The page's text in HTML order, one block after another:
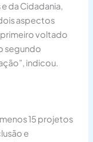
da Cidadania,
aspectos
voltado
segundo
indicou.
15 projetos
e